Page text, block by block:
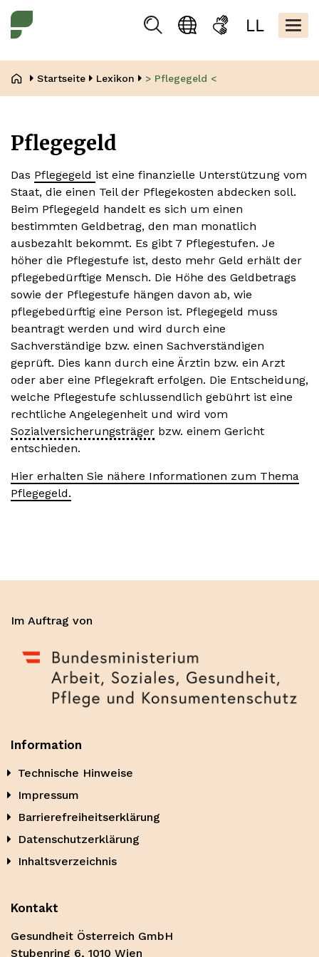
Inhalt
SuchenSprachauswahl
Gebärdensprache
Leicht
Startseite Lexikon > Pflegegeld <
Pflegegeld
Das Pflegegeld ist eine finanzielle Unterstützung vom
Staat, die einen Teil der Pflegekosten abdecken soll.
Beim Pflegegeld handelt es sich um einen
bestimmten Geldbetrag, den man monatlich
ausbezahlt bekommt. Es gibt 7 Pflegestufen. Je
höher die Pflegestufe ist, desto mehr Geld erhält der
pflegebedürftige Mensch. Die Höhe des Geldbetrags
sowie der Pflegestufe hängen davon ab, wie
pflegebedürftig eine Person ist. Pflegegeld muss
beantragt werden und wird durch eine
Sachverständige bzw. einen Sachverständigen
geprüft. Dies kann durch eine Ärztin bzw. ein Arzt
oder aber eine Pflegekraft erfolgen. Die Entscheidung,
welche Pflegestufe schlussendlich gebührt ist eine
rechtliche Angelegenheit und wird vom
Sozialversicherungsträger bzw. einem Gericht
entschieden.
Hier erhalten Sie nähere Informationen zum Thema
Pflegegeld.
Im Auftrag von
Information
Technische Hinweise
Impressum
Barrierefreiheitserklärung
Datenschutzerklärung
Inhaltsverzeichnis
Kontakt
Gesundheit Österreich GmbH
Stubenring 6, 1010 Wien